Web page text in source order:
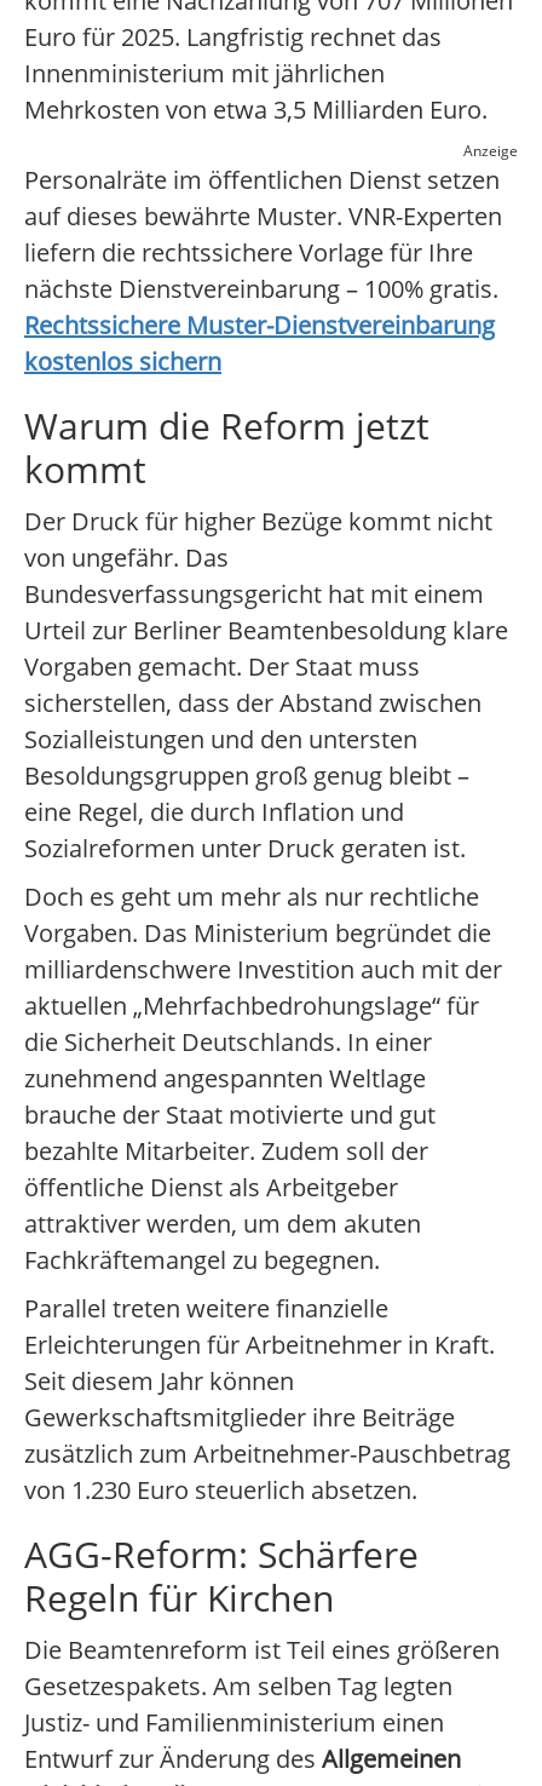
Euro für 2025. Langfristig rechnet das
Innenministerium mit jährlichen
Mehrkosten von etwa 3,5 Milliarden Euro.
Anzeige
Personalräte im öffentlichen Dienst setzen
auf dieses bewährte Muster. VNR-Experten
liefern die rechtssichere Vorlage für Ihre
nächste Dienstvereinbarung – 100% gratis.
Rechtssichere Muster-Dienstvereinbarung
kostenlos sichern
Warum die Reform jetzt
kommt
Der Druck für higher Bezüge kommt nicht
von ungefähr. Das
Bundesverfassungsgericht hat mit einem
Urteil zur Berliner Beamtenbesoldung klare
Vorgaben gemacht. Der Staat muss
sicherstellen, dass der Abstand zwischen
Sozialleistungen und den untersten
Besoldungsgruppen groß genug bleibt –
eine Regel, die durch Inflation und
Sozialreformen unter Druck geraten ist.
Doch es geht um mehr als nur rechtliche
Vorgaben. Das Ministerium begründet die
milliardenschwere Investition auch mit der
aktuellen „Mehrfachbedrohungslage“ für
die Sicherheit Deutschlands. In einer
zunehmend angespannten Weltlage
brauche der Staat motivierte und gut
bezahlte Mitarbeiter. Zudem soll der
öffentliche Dienst als Arbeitgeber
attraktiver werden, um dem akuten
Fachkräftemangel zu begegnen.
Parallel treten weitere finanzielle
Erleichterungen für Arbeitnehmer in Kraft.
Seit diesem Jahr können
Gewerkschaftsmitglieder ihre Beiträge
zusätzlich zum Arbeitnehmer-Pauschbetrag
von 1.230 Euro steuerlich absetzen.
AGG-Reform: Schärfere
Regeln für Kirchen
Die Beamtenreform ist Teil eines größeren
Gesetzespakets. Am selben Tag legten
Justiz- und Familienministerium einen
Entwurf zur Änderung des Allgemeinen